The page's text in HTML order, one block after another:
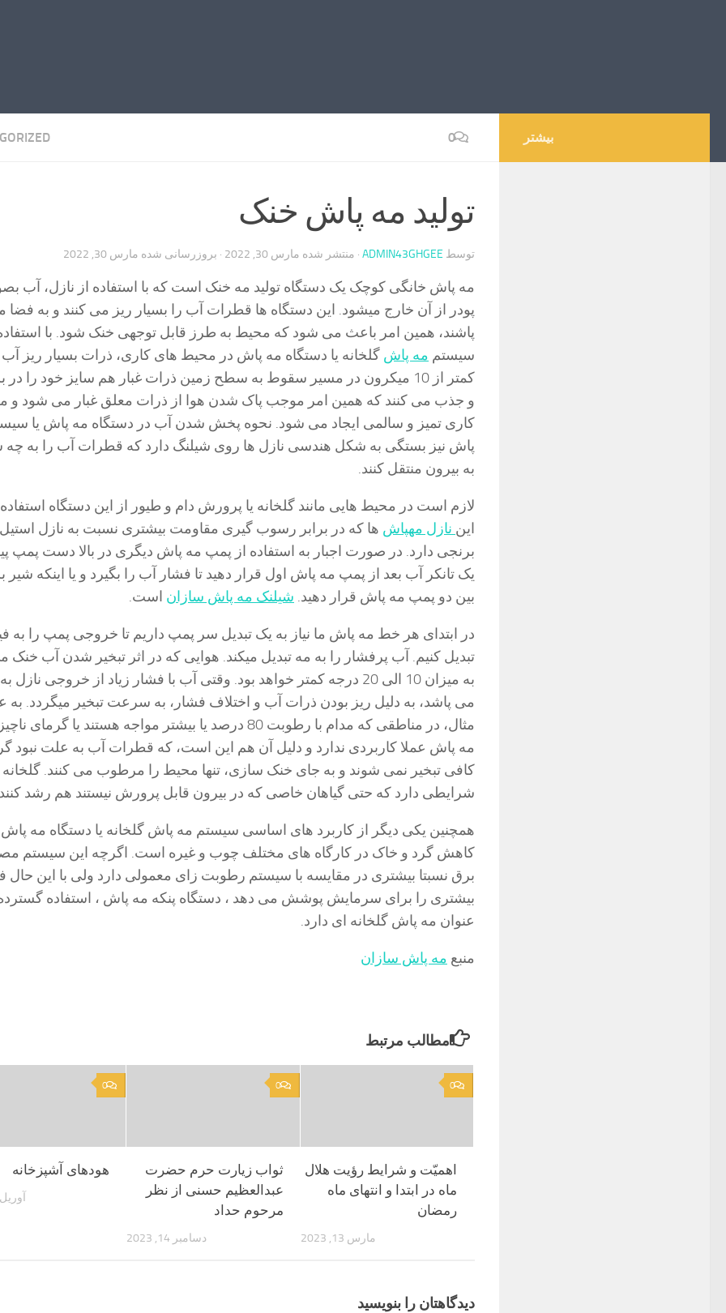
0
تولید مه پاش خنک
توسط ADMIN43GHGEE · منتشر شده مارس 30, 2022 · بروزرسانی شده مارس 30, 2022
مه پاش خانگی کوچک یک دستگاه تولید مه خنک است که با استفاده از نازل، آب
پودر از آن خارج میشود. این دستگاه ها قطرات آب را بسیار ریز می کنند و به فضا
پاشند، همین امر باعث می شود که محیط به طرز قابل توجهی خنک شود. با
سیستم مه پاش گلخانه یا دستگاه مه پاش در محیط های کاری، ذرات بسیار ریز
کمتر از 10 میکرون در مسیر سقوط به سطح زمین ذرات غبار هم سایز خود را در
و جذب می کنند که همین امر موجب پاک شدن هوا از ذرات معلق غبار می شود و
کاری تمیز و سالمی ایجاد می شود. نحوه پخش شدن آب در دستگاه مه پاش یا
پاش نیز بستگی به شکل هندسی نازل ها روی شیلنگ دارد که قطرات آب را به
به بیرون منتقل کنند.
لازم است در محیط­ هایی مانند گل­خانه یا پرورش دام و طیور از این دستگاه
این نازل مهپاش ها که در برابر رسوب گیری مقاومت بیشتری نسبت به نازل استیل
برنجی دارد. در صورت اجبار به استفاده از پمپ مه پاش دیگری در بالا دست پمپ
یک تانکر آب بعد از پمپ مه پاش اول قرار دهید تا فشار آب را بگیرد و یا اینکه شیر
بین دو پمپ مه پاش قرار دهید. شیلنک مه پاش سازان است.
در ابتدای هر خط مه پاش ما نیاز به یک تبدیل سر پمپ داریم تا خروجی پمپ را به
تبدیل کنیم. آب پرفشار را به مه تبدیل میکند. هوایی که در اثر تبخیر شدن آب
به میزان 10 الی 20 درجه کمتر خواهد بود. وقتی آب با فشار زیاد از خروجی نازل
می پاشد، به دلیل ریز بودن ذرات آب و اختلاف فشار، به سرعت تبخیر میگردد. به
مثال، در مناطقی که مدام با رطوبت 80 درصد یا بیشتر مواجه هستند یا
مه پاش عملا کاربردی ندارد و دلیل آن هم این است، که قطرات آب به علت نبود
کافی تبخیر نمی شوند و به جای خنک سازی، تنها محیط را مرطوب می کنند. گلخانه
شرایطی دارد که حتی گیاهان خاصی که در بیرون قابل پرورش نیستند هم رشد
همچنین یکی دیگر از کاربرد های اساسی سیستم مه پاش گلخانه یا دستگاه مه
کاهش گرد و خاک در کارگاه های مختلف چوب و غیره است. اگرچه این سیستم
برق نسبتا بیشتری در مقایسه با سیستم رطوبت زای معمولی دارد ولی با این
بیشتری را برای سرمایش پوشش می دهد ، دستگاه پنکه مه پاش ، استفاده
عنوان مه پاش گلخانه ای دارد.
منبع مه پاش سازان
مطالب مرتبط
0
هودهای آشپزخانه
آوریل 25,
0
ثواب زیارت حرم حضرت
عبدالعظیم حسنی از نظر
مرحوم حداد
دسامبر 14, 2023
0
اهمیّت و شرایط رؤیت هلال
ماه در ابتدا و انتهای ماه
رمضان
مارس 13, 2023
دیدگاهتان را بنویسید
بیشتر